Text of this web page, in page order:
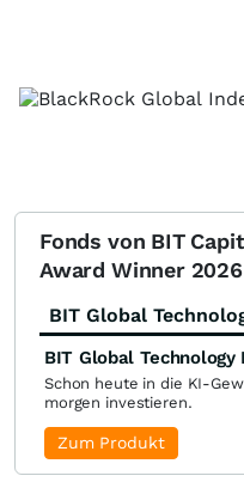
Fonds von BIT
Award Winner 2026
BIT Global
BIT Global Technology
Schon heute in die KI-
morgen investieren.
Zum Produkt